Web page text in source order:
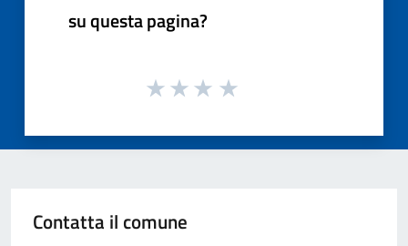
su questa pagina?
Contatta il comune